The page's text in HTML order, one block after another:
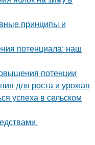
принципы и
потенциала: наш
потенции
для роста и урожая
успеха в сельском